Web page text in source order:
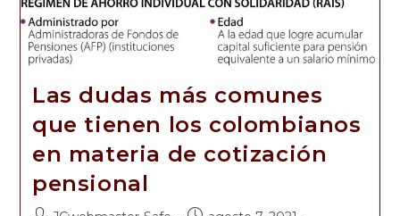
Las dudas más comunes
que tienen los colombianos
en materia de cotización
pensional